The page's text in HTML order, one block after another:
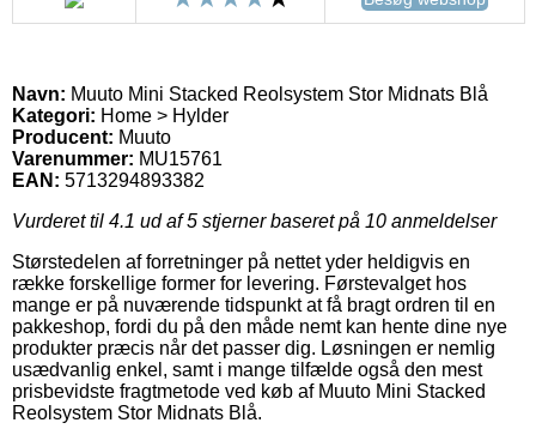
Navn: Muuto Mini Stacked Reolsystem Stor Midnats Blå
Kategori: Home > Hylder
Producent: Muuto
Varenummer: MU15761
EAN: 5713294893382
Vurderet til 4.1 ud af 5 stjerner baseret på 10 anmeldelser
Størstedelen af forretninger på nettet yder heldigvis en
række forskellige former for levering. Førstevalget hos
mange er på nuværende tidspunkt at få bragt ordren til en
pakkeshop, fordi du på den måde nemt kan hente dine nye
produkter præcis når det passer dig. Løsningen er nemlig
usædvanlig enkel, samt i mange tilfælde også den mest
prisbevidste fragtmetode ved køb af Muuto Mini Stacked
Reolsystem Stor Midnats Blå.